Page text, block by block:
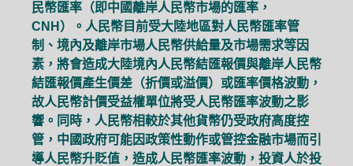
民幣匯率（即中國離岸人民幣市場的匯率，
CNH）。人民幣目前受大陸地區對人民幣匯率管
制、境內及離岸市場人民幣供給量及市場需求等因
素，將會造成大陸境內人民幣結匯報價與離岸人民幣
結匯報價產生價差（折價或溢價）或匯率價格波動，
故人民幣計價受益權單位將受人民幣匯率波動之影
響。同時，人民幣相較於其他貨幣仍受政府高度控
管，中國政府可能因政策性動作或管控金融市場而引
導人民幣升貶值，造成人民幣匯率波動，投資人於投